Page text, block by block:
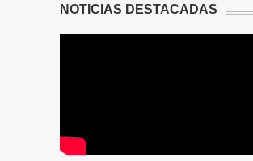
NOTICIAS DESTACADAS